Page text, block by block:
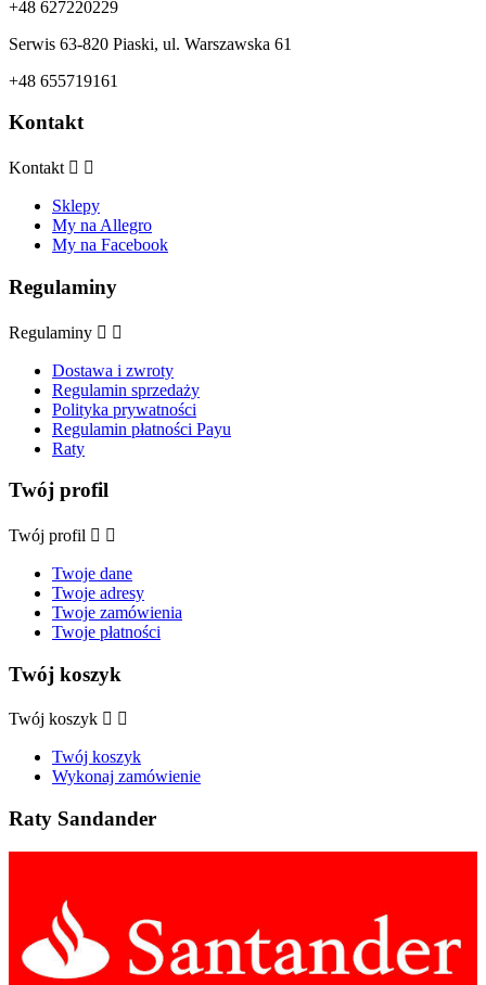
+48 627220229
Serwis 63-820 Piaski, ul. Warszawska 61
+48 655719161
Kontakt
Kontakt  
Sklepy
My na Allegro
My na Facebook
Regulaminy
Regulaminy  
Dostawa i zwroty
Regulamin sprzedaży
Polityka prywatności
Regulamin płatności Payu
Raty
Twój profil
Twój profil  
Twoje dane
Twoje adresy
Twoje zamówienia
Twoje płatności
Twój koszyk
Twój koszyk  
Twój koszyk
Wykonaj zamówienie
Raty Sandander